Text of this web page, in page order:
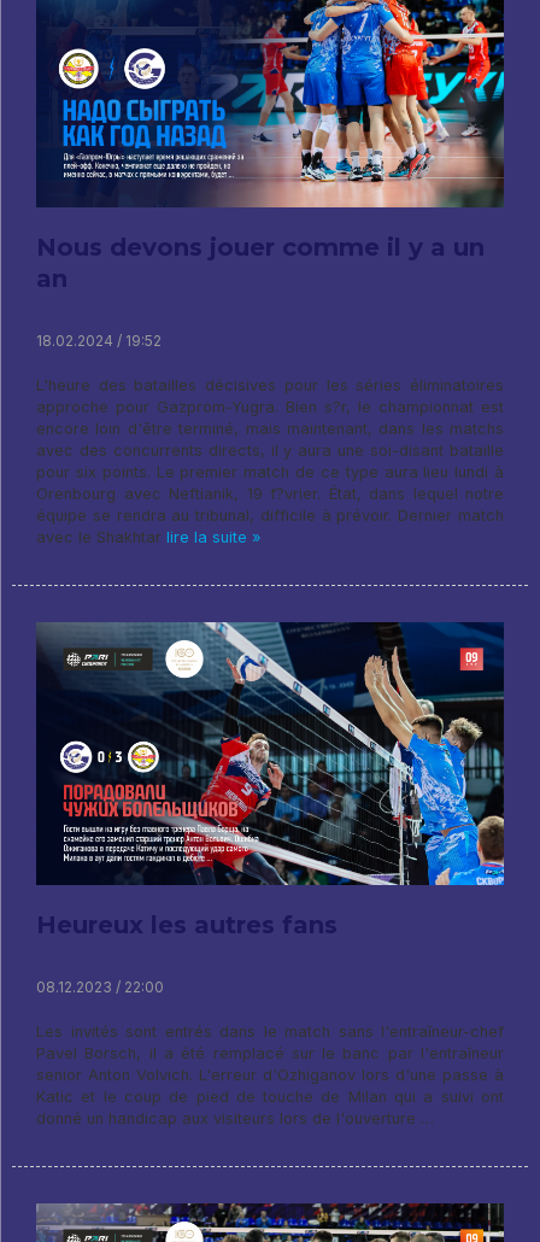
Nous devons jouer comme il y a un
an
18.02.2024 / 19:52
L'heure des batailles décisives pour les séries éliminatoires
approche pour Gazprom-Yugra. Bien s?r, le championnat est
encore loin d'être terminé, mais maintenant, dans les matchs
avec des concurrents directs, il y aura une soi-disant bataille
pour six points. Le premier match de ce type aura lieu lundi à
Orenbourg avec Neftianik, 19 f?vrier. État, dans lequel notre
équipe se rendra au tribunal, difficile à prévoir. Dernier match
avec le Shakhtar lire la suite »
Heureux les autres fans
08.12.2023 / 22:00
Les invités sont entrés dans le match sans l'entraîneur-chef
Pavel Borsch, il a été remplacé sur le banc par l'entraîneur
senior Anton Volvich. L'erreur d'Ozhiganov lors d'une passe à
Katic et le coup de pied de touche de Milan qui a suivi ont
donné un handicap aux visiteurs lors de l'ouverture …